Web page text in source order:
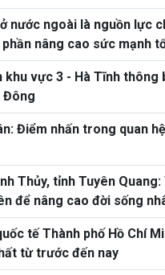
nước ngoài là nguồn lực
nâng cao sức mạnh
khu vực 3 - Hà Tĩnh thông
Đông
Điểm nhấn trong quan
Thủy, tỉnh Tuyên Quang:
để nâng cao đời sống
tế Thành phố Hồ Chí
từ trước đến nay